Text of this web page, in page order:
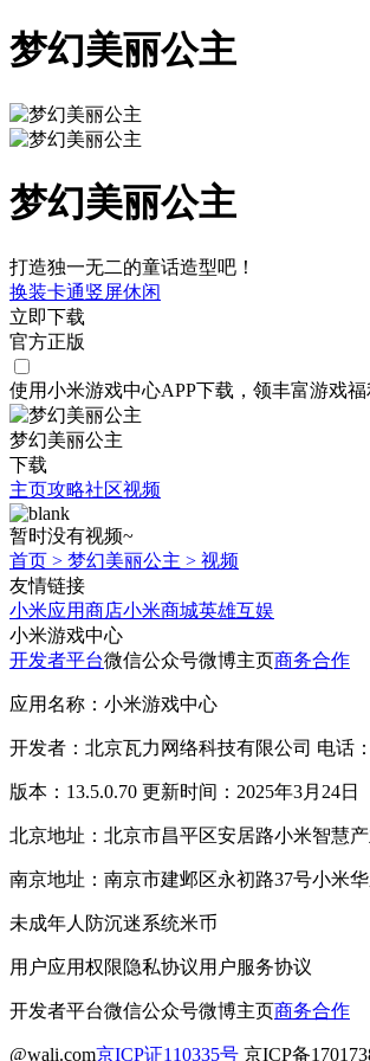
梦幻美丽公主
梦幻美丽公主
打造独一无二的童话造型吧！
换装卡通竖屏休闲
立即下载
官方正版
使用小米游戏中心APP下载 ，领丰富游戏福
梦幻美丽公主
下载
主页攻略社区视频
暂时没有视频~
首页 > 梦幻美丽公主 > 视频
友情链接
小米应用商店小米商城英雄互娱
小米游戏中心
开发者平台微信公众号微博主页商务合作
应用名称：小米游戏中心
开发者：北京瓦力网络科技有限公司 电话
版本：13.5.0.70 更新时间：2025年3月24日
北京地址：北京市昌平区安居路小米智慧产
南京地址：南京市建邺区永初路37号小米
未成年人防沉迷系统米币
用户应用权限隐私协议用户服务协议
开发者平台微信公众号微博主页商务合作
@wali.com京ICP证110335号 京ICP备